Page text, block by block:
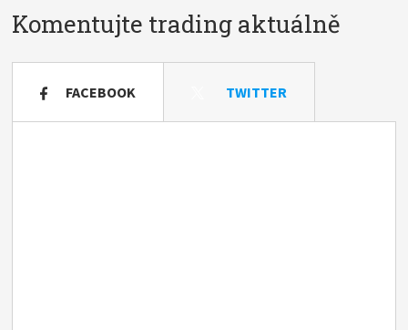
Komentujte trading aktuálně
FACEBOOK TWITTER